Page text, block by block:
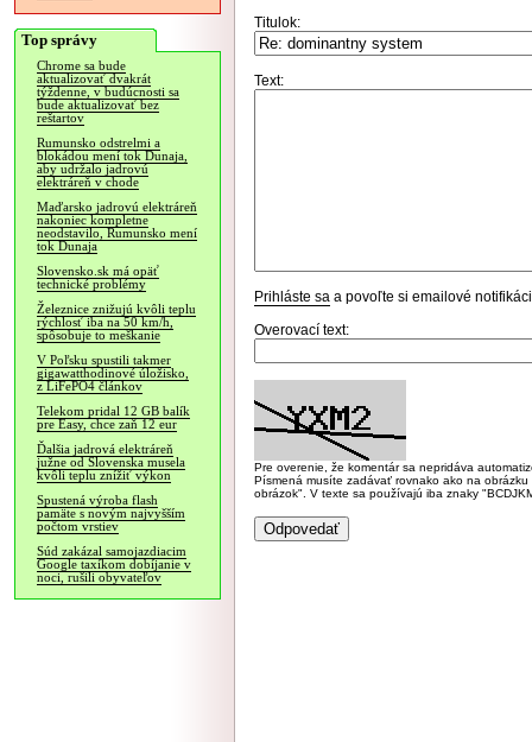
Top správy
Chrome sa bude
aktualizovať dvakrát
týždenne, v budúcnosti sa
bude aktualizovať bez
reštartov
Rumunsko odstrelmi a
blokádou mení tok Dunaja,
aby udržalo jadrovú
elektráreň v chode
Maďarsko jadrovú elektráreň
nakoniec kompletne
neodstavilo, Rumunsko mení
tok Dunaja
Slovensko.sk má opäť
technické problémy
Železnice znižujú kvôli teplu
rýchlosť iba na 50 km/h,
spôsobuje to meškanie
V Poľsku spustili takmer
gigawatthodinové úložisko,
z LiFePO4 článkov
Telekom pridal 12 GB balík
pre Easy, chce zaň 12 eur
Ďalšia jadrová elektráreň
južne od Slovenska musela
kvôli teplu znížiť výkon
Spustená výroba flash
pamäte s novým najvyšším
počtom vrstiev
Súd zakázal samojazdiacim
Google taxíkom dobíjanie v
noci, rušili obyvateľov
Titulok:
Text:
Prihláste sa a povoľte si emailové
Overovací text:
Pre overenie, že komentár sa nepridáva
Písmená musíte zadávať rovnako ako na
obrázok". V texte sa používajú iba znaky